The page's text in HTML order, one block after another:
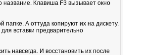
название. Клавиша F3 вызывает окно
А оттуда копируют их на дискету.
вставки предварительно
навсегда. И восстановить их после